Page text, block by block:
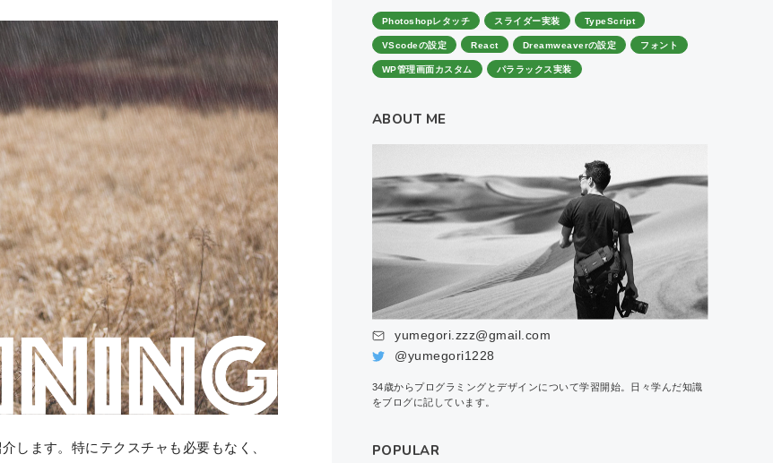
します。特にテクスチャも必要もなく、
Photoshopレタッチ スライダー実装
TypeScript
VScodeの設定
React Dreamweaverの設定
フォント
WP管理画面カスタム
パララックス実装
ABOUT ME
yumegori.zzz@gmail.com
@yumegori1228
34歳からプログラミングとデザインについて学習開始。日々学んだ知識
をブログに記しています。
POPULAR